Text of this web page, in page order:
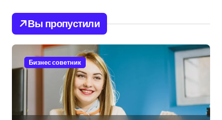
Вы пропустили
Бизнес советник